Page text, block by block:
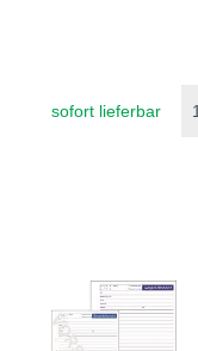
sofort lieferbar